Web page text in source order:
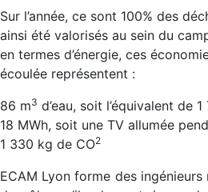
Sur l’année, ce sont 100% des
ainsi été valorisés au sein du
en termes d’énergie, ces
écoulée représentent :
86 m3 d’eau, soit l’équivalent de
18 MWh, soit une TV allumée
1 330 kg de CO2
ECAM Lyon forme des